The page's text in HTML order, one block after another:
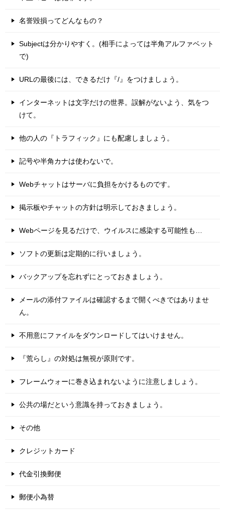
名誉毀損ってどんなもの？
Subjectは分かりやすく。(相手によっては半角アルファベット
で)
URLの最後には、できるだけ『/』をつけましょう。
インターネットは文字だけの世界。誤解がないよう、気をつ
けて。
他の人の『トラフィック』にも配慮しましょう。
記号や半角カナは使わないで。
Webチャットはサーバに負担をかけるものです。
掲示板やチャットの方針は明示しておきましょう。
Webページを見るだけで、ウイルスに感染する可能性も…
ソフトの更新は定期的に行いましょう。
バックアップを忘れずにとっておきましょう。
メールの添付ファイルは確認するまで開くべきではありませ
ん。
不用意にファイルをダウンロードしてはいけません。
『荒らし』の対処は無視が原則です。
フレームウォーに巻き込まれないように注意しましょう。
公共の場だという意識を持っておきましょう。
その他
クレジットカード
代金引換郵便
郵便小為替